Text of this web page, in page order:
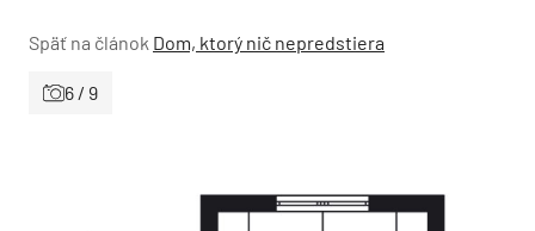
Späť na článok Dom, ktorý nič nepredstiera
6 / 9